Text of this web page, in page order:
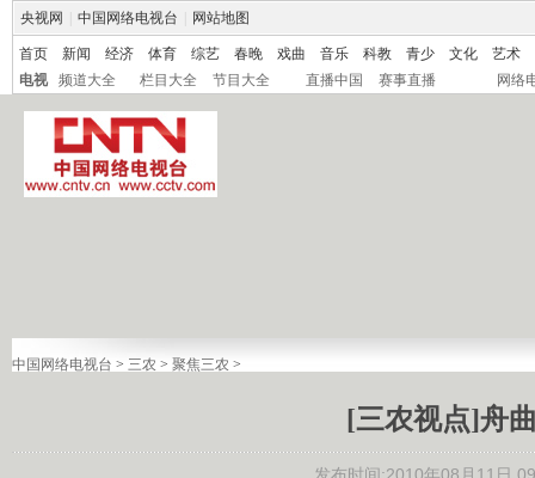
央视网 中国网络电视台 网站地图
首页 新闻 经济 体育 综艺 春晚 戏曲 音乐 科教 青少 文化
艺术
电视
频道大全 栏目大全 节目大全 直播中国 赛事直播 网络
中国网络电视台 > 三农 > 聚焦三农 >
[三农视点]舟